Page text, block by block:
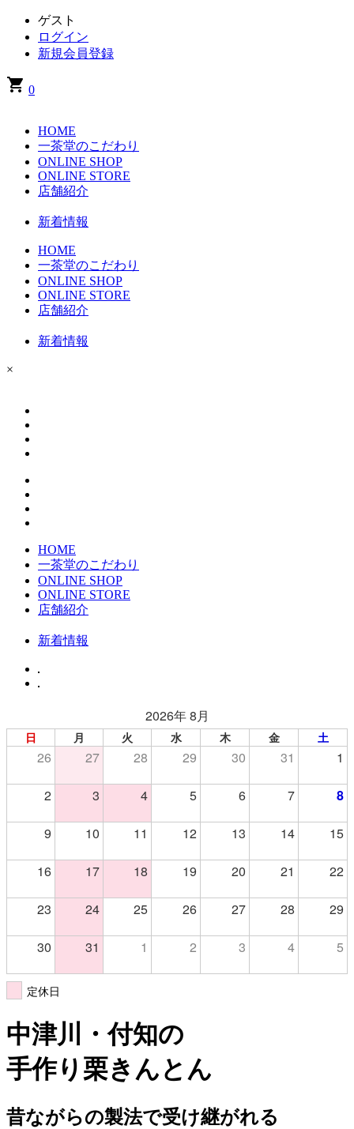
ゲスト
ログイン
新規会員登録
shopping_cart 0
HOME
一茶堂のこだわり
ONLINE SHOP
ONLINE STORE
店舗紹介
新着情報
HOME
一茶堂のこだわり
ONLINE SHOP
ONLINE STORE
店舗紹介
新着情報
×
HOME
一茶堂のこだわり
ONLINE SHOP
ONLINE STORE
店舗紹介
新着情報
2026年 8月
日 月 火 水 木 金 土
26 27 28 29 30 31 1
2 3 4 5 6 7 8
9 10 11 12 13 14 15
16 17 18 19 20 21 22
23 24 25 26 27 28 29
30 31 1 2 3 4 5
定休日
中津川・付知の
手作り栗きんとん
昔ながらの製法で受け継がれる